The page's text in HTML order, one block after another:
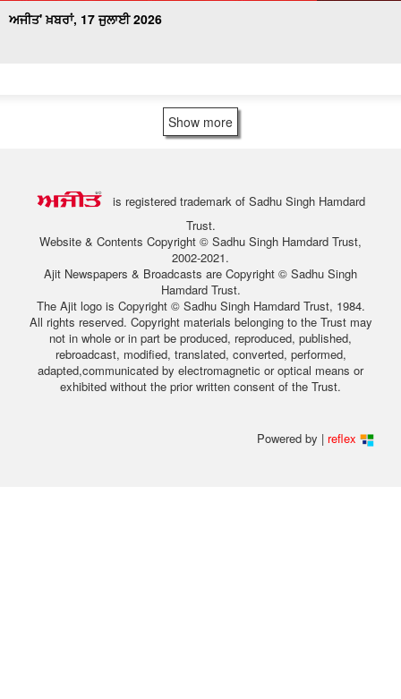
ਅਜੀਤ' ਖ਼ਬਰਾਂ, 17 ਜੁਲਾਈ 2026
Show more
is registered trademark of Sadhu Singh Hamdard
Trust.
Website & Contents Copyright © Sadhu Singh Hamdard Trust,
2002-2021.
Ajit Newspapers & Broadcasts are Copyright © Sadhu Singh
Hamdard Trust.
The Ajit logo is Copyright © Sadhu Singh Hamdard Trust, 1984.
All rights reserved. Copyright materials belonging to the Trust may
not in whole or in part be produced, reproduced, published,
rebroadcast, modified, translated, converted, performed,
adapted,communicated by electromagnetic or optical means or
exhibited without the prior written consent of the Trust.
Powered by | reflex